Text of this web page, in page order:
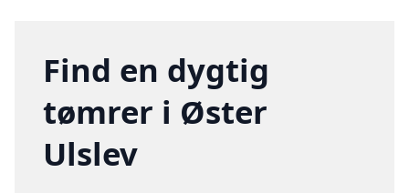
Find en dygtig
tømrer i Øster
Ulslev